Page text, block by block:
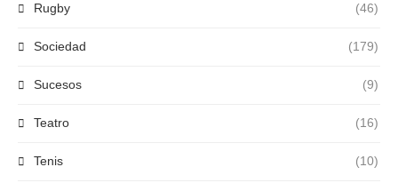
Rugby (46)
Sociedad (179)
Sucesos (9)
Teatro (16)
Tenis (10)